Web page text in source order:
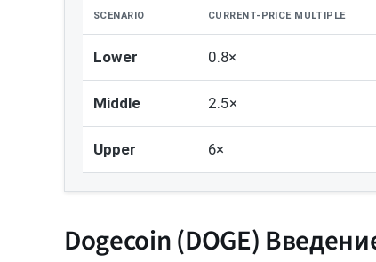
SCENARIO CURRENT-PRICE MULTIPLE
Lower 0.8×
Middle 2.5×
Upper 6×
Dogecoin (DOGE)